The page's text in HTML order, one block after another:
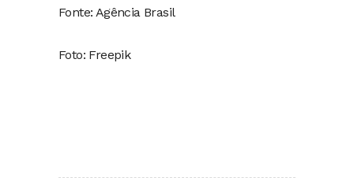
Fonte: Agência Brasil
Foto: Freepik